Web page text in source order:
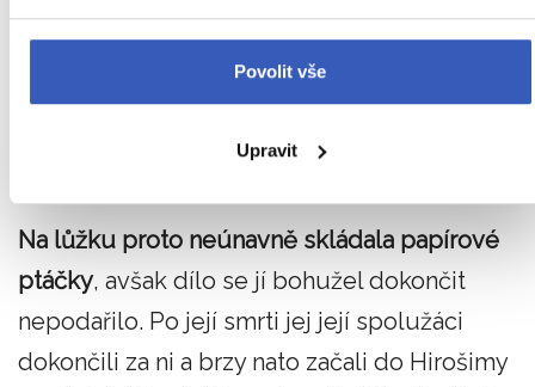
Povolit vše
Upravit
explozi sice přežila, onemocněla však
a byla hospitalizována. Dívenka věřila, že
se jí povede složit z papíru tisíc jeřábů –
japonského symbolu zdraví a dlouhého života
Na lůžku proto neúnavně skládala papírové
ptáčky, avšak dílo se jí bohužel dokončit
nepodařilo. Po její smrti jej její spolužáci
dokončili za ni a brzy nato začali do Hirošimy